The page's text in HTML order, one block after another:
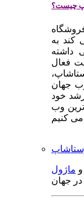
چیست؟
کند به
300000 وب سایت فعال
جهان
خود
وب
ماژول
در جهان